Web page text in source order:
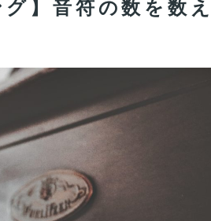
】音符の数を数え